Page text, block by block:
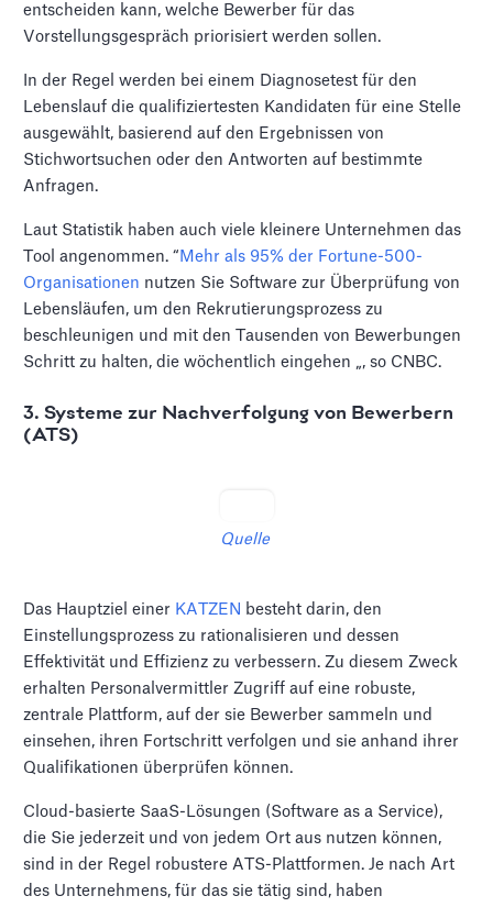
entscheiden kann, welche Bewerber für das
Vorstellungsgespräch priorisiert werden sollen.
In der Regel werden bei einem Diagnosetest für den
Lebenslauf die qualifiziertesten Kandidaten für eine Stelle
ausgewählt, basierend auf den Ergebnissen von
Stichwortsuchen oder den Antworten auf bestimmte
Anfragen.
Laut Statistik haben auch viele kleinere Unternehmen das
Tool angenommen. “ Mehr als 95% der Fortune-500-
Organisationen nutzen Sie Software zur Überprüfung von
Lebensläufen, um den Rekrutierungsprozess zu
beschleunigen und mit den Tausenden von Bewerbungen
Schritt zu halten, die wöchentlich eingehen „, so CNBC.
3. Systeme zur Nachverfolgung von Bewerbern
(ATS)
Quelle
Das Hauptziel einer KATZEN besteht darin, den
Einstellungsprozess zu rationalisieren und dessen
Effektivität und Effizienz zu verbessern. Zu diesem Zweck
erhalten Personalvermittler Zugriff auf eine robuste,
zentrale Plattform, auf der sie Bewerber sammeln und
einsehen, ihren Fortschritt verfolgen und sie anhand ihrer
Qualifikationen überprüfen können.
Cloud-basierte SaaS-Lösungen (Software as a Service),
die Sie jederzeit und von jedem Ort aus nutzen können,
sind in der Regel robustere ATS-Plattformen. Je nach Art
des Unternehmens, für das sie tätig sind, haben